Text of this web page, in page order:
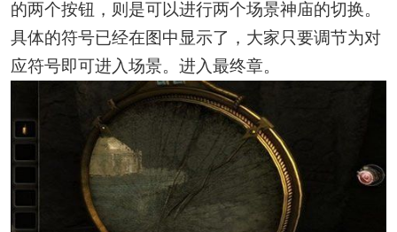
的两个按钮，则是可以进行两个场景神庙的切换。
具体的符号已经在图中显示了，大家只要调节为对
应符号即可进入场景。进入最终章。